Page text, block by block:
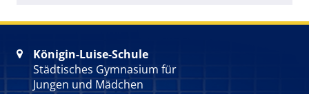

Königin-Luise-Schule
Städtisches Gymnasium für
Jungen und Mädchen